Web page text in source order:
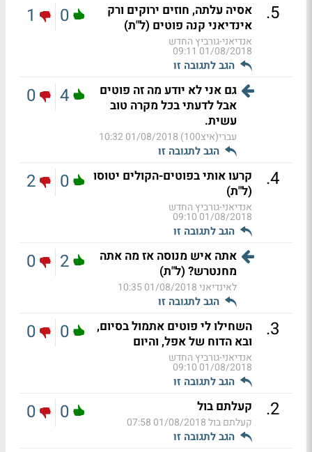
5
.
אסיה עלתה, חוזים ירוקים ורק
אינדיאני קנה פוטים (ל"ת)
אנדיאני-גורביץ החדש
01/08/2018 09:11
הגב לתגובה זו
0
1
גם אני לא יודע מה זה פוטים
אבל לדעתי בכל מקרה טוב
עשית.
עברי(איצ100) 01/08/2018 10:32
הגב לתגובה זו
4
0
4
.
קרעו אותי בפוטים-הקולים יטוסו
(ל"ת)
אנדיאני-גורביץ החדש
01/08/2018 09:10
הגב לתגובה זו
0
2
אתה איש מנוסה אז מה אתה
מחנטרש? (ל"ת)
לאינדיאני01/08/2018 10:35
הגב לתגובה זו
2
0
3
.
השחילו לי פוטים אתמול בסיום,
ובא הדוח של אפל, והיום
אנדיאני-גורביץ החדש
01/08/2018 09:10
הגב לתגובה זו
0
0
2
. קעלתם בול
קעלתם בול01/08/2018 07:58
הגב לתגובה זו
0
0